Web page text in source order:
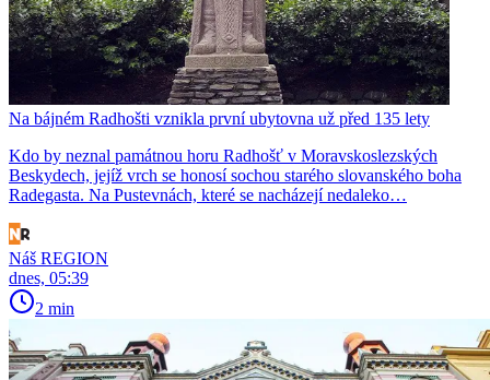
Na bájném Radhošti vznikla první ubytovna už před 135 lety
Kdo by neznal památnou horu Radhošť v Moravskoslezských
Beskydech, jejíž vrch se honosí sochou starého slovanského boha
Radegasta. Na Pustevnách, které se nacházejí nedaleko…
Náš REGION
dnes, 05:39
2 min